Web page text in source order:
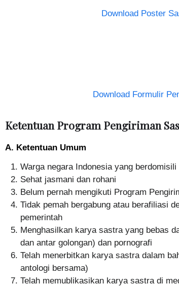
Download Poster
Download Formulir
Ketentuan Program Pengiriman
A. Ketentuan Umum
Warga negara Indonesia yang
Sehat jasmani dan rohani
Belum pernah mengikuti Program
Tidak pemah bergabung atau berafiliasi
pemerintah
Menghasilkan karya sastra yang bebas
dan antar golongan) dan pornografi
Telah menerbitkan karya sastra dalam
antologi bersama)
Telah memublikasikan karya sastra di